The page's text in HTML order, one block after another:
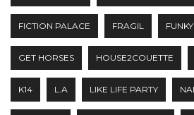
FICTION PALACE FRAGIL
GET HORSES HOUSE2COUETTE
K14 L.A LIKE LIFE PARTY